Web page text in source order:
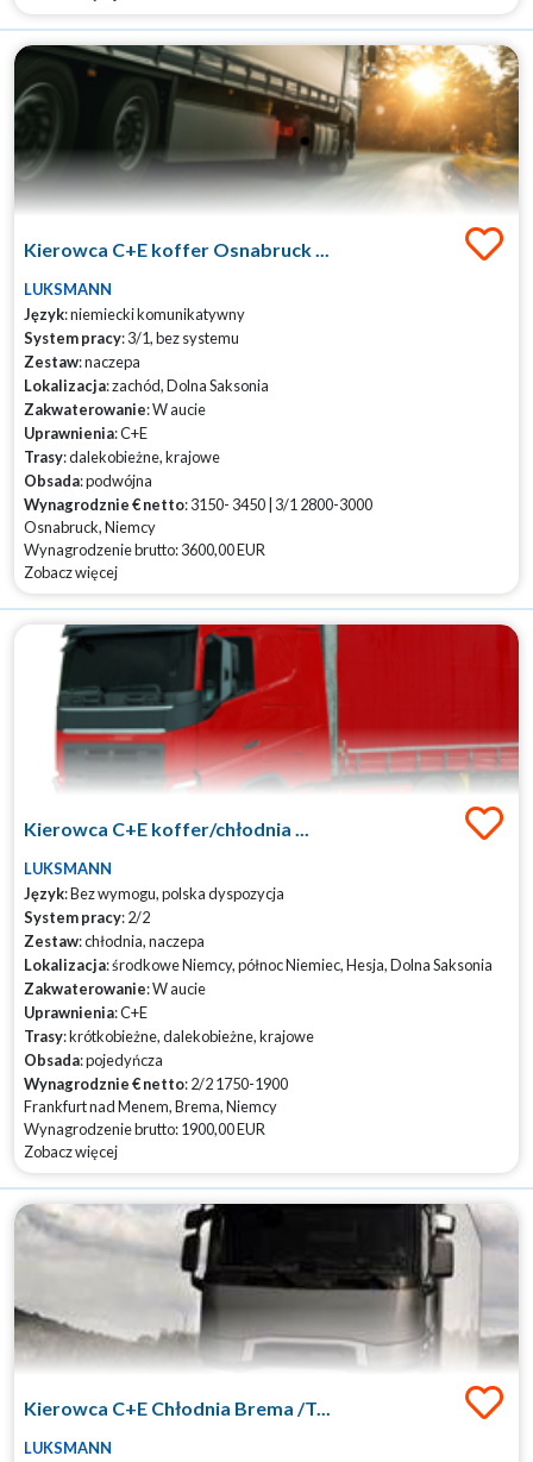
Kierowca C+E koffer Osnabruck ...
LUKSMANN
Język: niemiecki komunikatywny
System pracy: 3/1, bez systemu
Zestaw: naczepa
Lokalizacja: zachód, Dolna Saksonia
Zakwaterowanie: W aucie
Uprawnienia: C+E
Trasy: dalekobieżne, krajowe
Obsada: podwójna
Wynagrodznie € netto: 3150- 3450 | 3/1 2800-3000
Osnabruck, Niemcy
Wynagrodzenie brutto: 3600,00 EUR
Zobacz więcej
Kierowca C+E koffer/chłodnia ...
LUKSMANN
Język: Bez wymogu, polska dyspozycja
System pracy: 2/2
Zestaw: chłodnia, naczepa
Lokalizacja: środkowe Niemcy, północ Niemiec, Hesja, Dolna Saksonia
Zakwaterowanie: W aucie
Uprawnienia: C+E
Trasy: krótkobieżne, dalekobieżne, krajowe
Obsada: pojedyńcza
Wynagrodznie € netto: 2/2 1750-1900
Frankfurt nad Menem, Brema, Niemcy
Wynagrodzenie brutto: 1900,00 EUR
Zobacz więcej
Kierowca C+E Chłodnia Brema /T...
LUKSMANN